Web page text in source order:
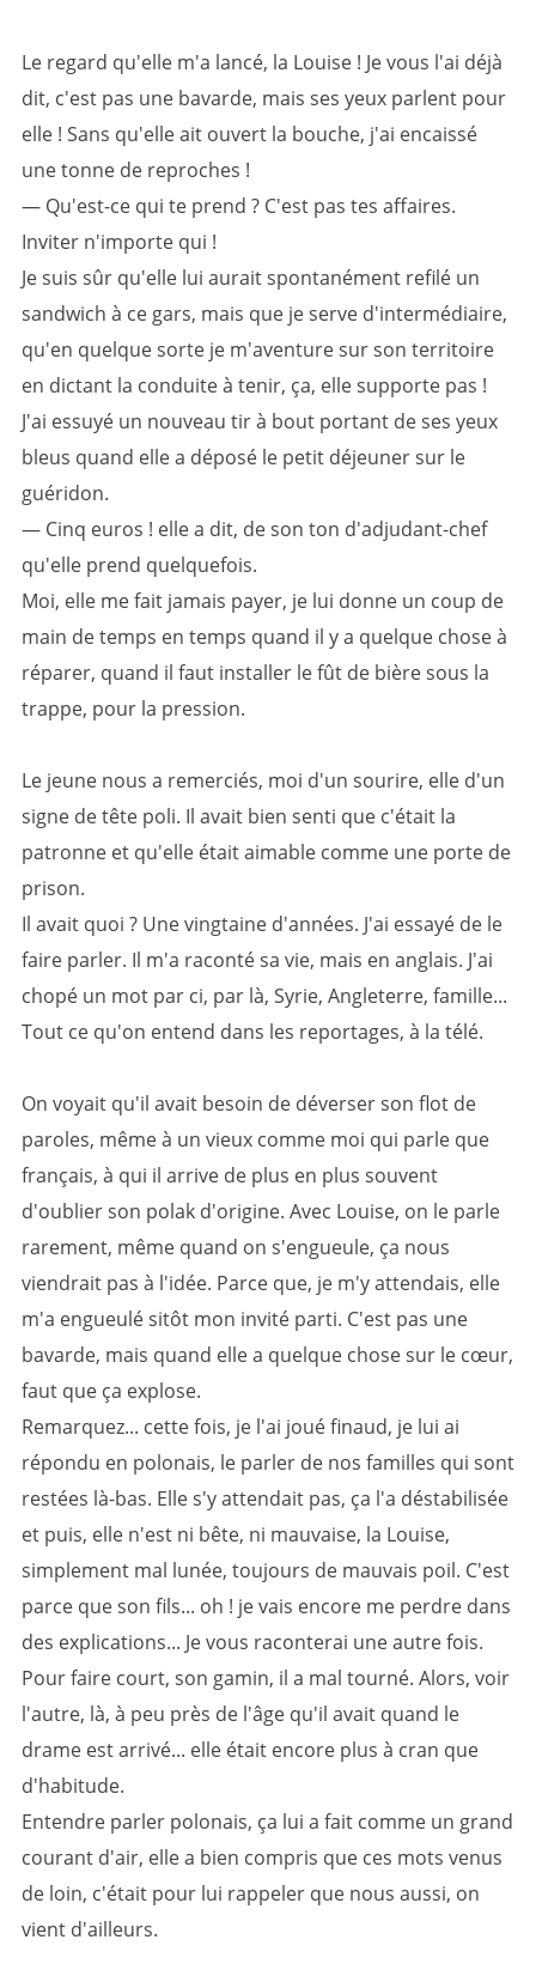
Le regard qu'elle m'a lancé, la Louise ! Je vous l'ai déjà
dit, c'est pas une bavarde, mais ses yeux parlent pour
elle ! Sans qu'elle ait ouvert la bouche, j'ai encaissé
une tonne de reproches !
— Qu'est-ce qui te prend ? C'est pas tes affaires.
Inviter n'importe qui !
Je suis sûr qu'elle lui aurait spontanément refilé un
sandwich à ce gars, mais que je serve d'intermédiaire,
qu'en quelque sorte je m'aventure sur son territoire
en dictant la conduite à tenir, ça, elle supporte pas !
J'ai essuyé un nouveau tir à bout portant de ses yeux
bleus quand elle a déposé le petit déjeuner sur le
guéridon.
— Cinq euros ! elle a dit, de son ton d'adjudant-chef
qu'elle prend quelquefois.
Moi, elle me fait jamais payer, je lui donne un coup de
main de temps en temps quand il y a quelque chose à
réparer, quand il faut installer le fût de bière sous la
trappe, pour la pression.
Le jeune nous a remerciés, moi d'un sourire, elle d'un
signe de tête poli. Il avait bien senti que c'était la
patronne et qu'elle était aimable comme une porte de
prison.
Il avait quoi ? Une vingtaine d'années. J'ai essayé de le
faire parler. Il m'a raconté sa vie, mais en anglais. J'ai
chopé un mot par ci, par là, Syrie, Angleterre, famille...
Tout ce qu'on entend dans les reportages, à la télé.
On voyait qu'il avait besoin de déverser son flot de
paroles, même à un vieux comme moi qui parle que
français, à qui il arrive de plus en plus souvent
d'oublier son polak d'origine. Avec Louise, on le parle
rarement, même quand on s'engueule, ça nous
viendrait pas à l'idée. Parce que, je m'y attendais, elle
m'a engueulé sitôt mon invité parti. C'est pas une
bavarde, mais quand elle a quelque chose sur le cœur,
faut que ça explose.
Remarquez... cette fois, je l'ai joué finaud, je lui ai
répondu en polonais, le parler de nos familles qui sont
restées là-bas. Elle s'y attendait pas, ça l'a déstabilisée
et puis, elle n'est ni bête, ni mauvaise, la Louise,
simplement mal lunée, toujours de mauvais poil. C'est
parce que son fils... oh ! je vais encore me perdre dans
des explications... Je vous raconterai une autre fois.
Pour faire court, son gamin, il a mal tourné. Alors, voir
l'autre, là, à peu près de l'âge qu'il avait quand le
drame est arrivé... elle était encore plus à cran que
d'habitude.
Entendre parler polonais, ça lui a fait comme un grand
courant d'air, elle a bien compris que ces mots venus
de loin, c'était pour lui rappeler que nous aussi, on
vient d'ailleurs.